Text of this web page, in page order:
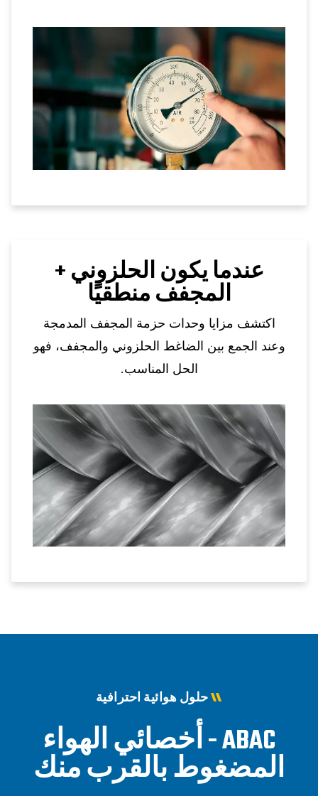
عندما يكون الحلزوني +
المجفف منطقيًا
اكتشف مزايا وحدات حزمة المجفف المدمجة
وعند الجمع بين الضاغط الحلزوني والمجفف، فهو
الحل المناسب.
حلول هوائية احترافية
ABAC - أخصائي الهواء
المضغوط بالقرب منك